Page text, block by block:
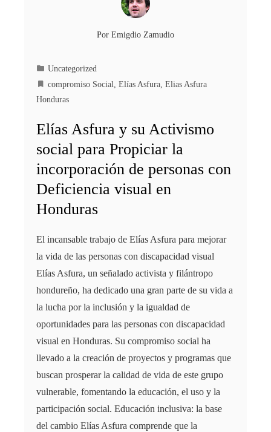
Por Emigdio Zamudio
Uncategorized
compromiso Social, Elías Asfura, Elias Asfura
Honduras
Elías Asfura y su Activismo
social para Propiciar la
incorporación de personas con
Deficiencia visual en
Honduras
El incansable trabajo de Elías Asfura para mejorar
la vida de las personas con discapacidad visual
Elías Asfura, un señalado activista y filántropo
hondureño, ha dedicado una gran parte de su vida a
la lucha por la inclusión y la igualdad de
oportunidades para las personas con discapacidad
visual en Honduras. Su compromiso social ha
llevado a la creación de proyectos y programas que
buscan prosperar la calidad de vida de este grupo
vulnerable, fomentando la educación, el uso y la
participación social. Educación inclusiva: la base
del cambio Elías Asfura comprende que la